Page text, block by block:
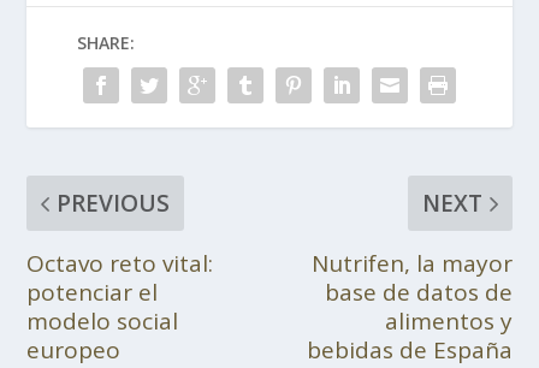
SHARE:
PREVIOUS
Octavo reto vital:
potenciar el
modelo social
europeo
NEXT
Nutrifen, la mayor
base de datos de
alimentos y
bebidas de España